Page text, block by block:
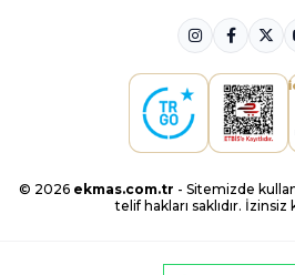
© 2026 ekmas.com.tr - Sitemizde
telif hakları saklıdır. İzinsiz